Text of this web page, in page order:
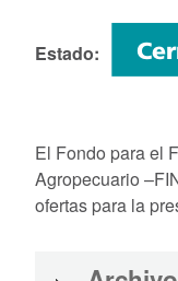
Estado
El Fondo para el
Agropecuario
ofertas para la